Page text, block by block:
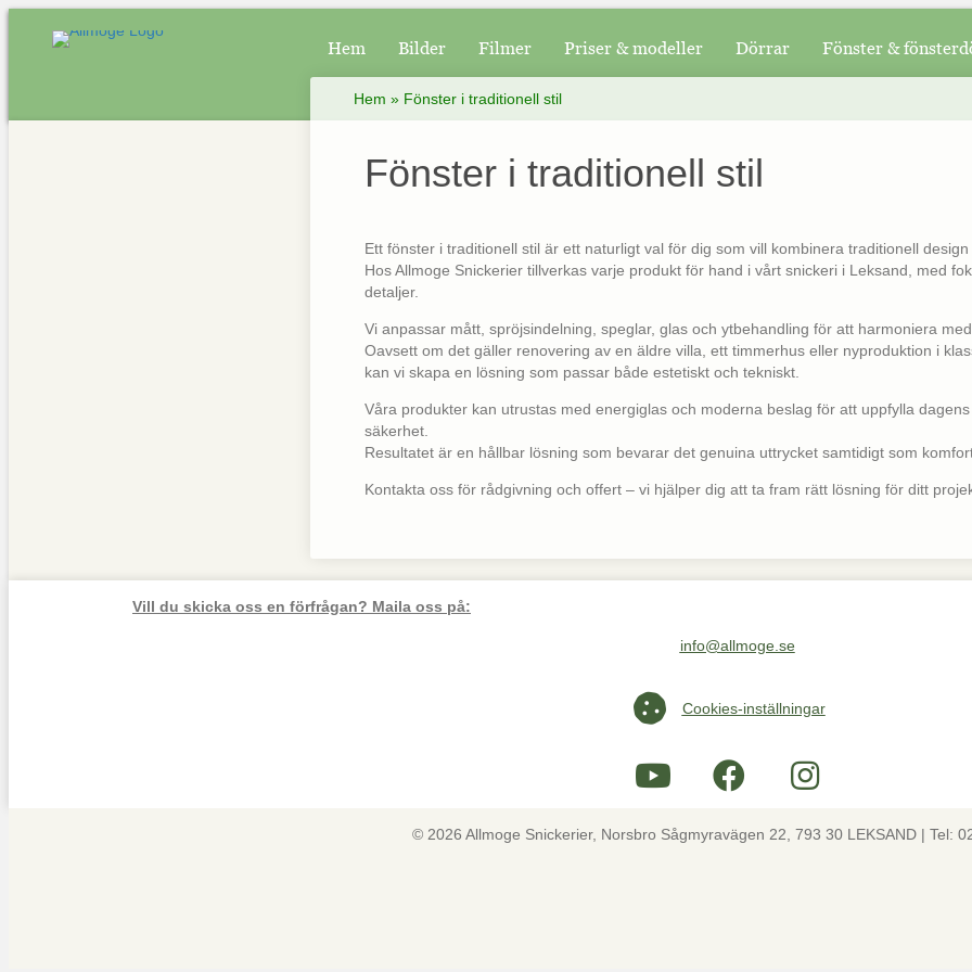
Hem Bilder Filmer Priser & modeller Dörrar Fönster &
Hem » Fönster i traditionell stil
Fönster i traditionell stil
Ett fönster i traditionell stil är ett naturligt val för dig som vill kombinera traditionell design
Hos Allmoge Snickerier tillverkas varje produkt för hand i vårt snickeri i Leksand, med
detaljer.
Vi anpassar mått, spröjsindelning, speglar, glas och ytbehandling för att harmoniera
Oavsett om det gäller renovering av en äldre villa, ett timmerhus eller nyproduktion i
kan vi skapa en lösning som passar både estetiskt och tekniskt.
Våra produkter kan utrustas med energiglas och moderna beslag för att uppfylla
säkerhet.
Resultatet är en hållbar lösning som bevarar det genuina uttrycket samtidigt som
Kontakta oss för rådgivning och offert – vi hjälper dig att ta fram rätt lösning för ditt
Vill du skicka oss en förfrågan? Maila oss på:
Maila oss på info@allmoge.se
info@allmoge.se
Cookies-inställningar
Cookies-inställningar
© 2026 Allmoge Snickerier, Norsbro Sågmyravägen 22, 793 30 LEKSAND | Tel: